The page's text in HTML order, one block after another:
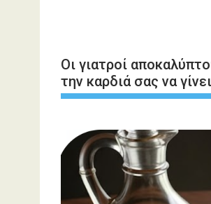
Οι γιατροί
την καρδιά σας να γίνει